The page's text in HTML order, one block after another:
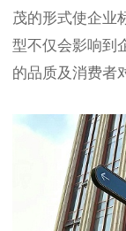
茂的形式使企业
型不仅会影响到
的品质及消费者